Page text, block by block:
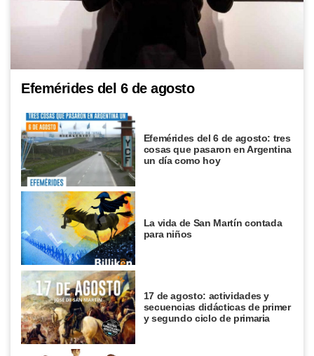
Efemérides del 6 de agosto
Efemérides del 6 de agosto: tres
cosas que pasaron en Argentina
un día como hoy
La vida de San Martín contada
para niños
17 de agosto: actividades y
secuencias didácticas de primer
y segundo ciclo de primaria